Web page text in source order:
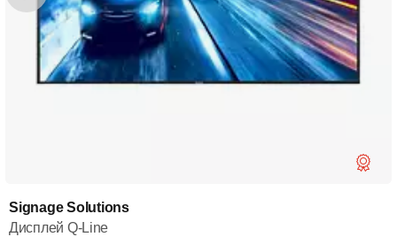
Signage Solutions
Дисплей Q-Line